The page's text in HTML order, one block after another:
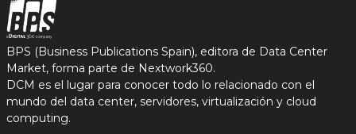
BPS (Business Publications Spain), editora de Data Center
Market, forma parte de Nextwork360.
DCM es el lugar para conocer todo lo relacionado con el
mundo del data center, servidores, virtualización y cloud
computing.